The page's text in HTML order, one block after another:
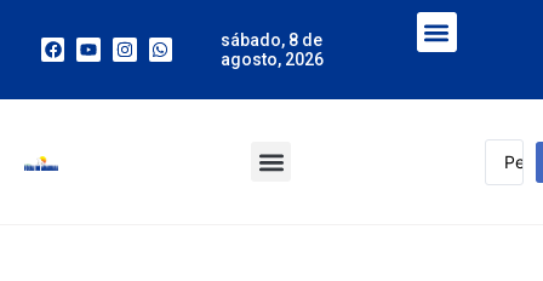
sábado, 8 de
agosto, 2026